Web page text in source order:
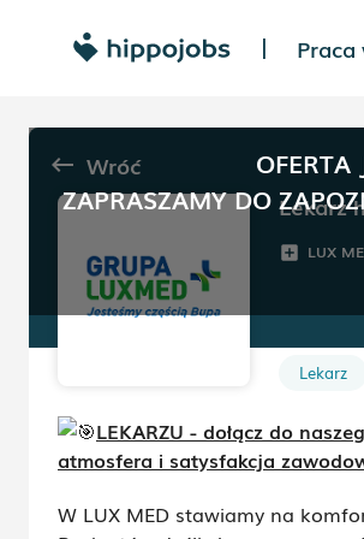
|
OFERTA
ZAPRASZAMY DO
keyboard_backspace Wróć
Lekarz
add_box LUX
Lekarz
LEKARZU - dołącz do
atmosfera i satysfakcja
W LUX MED stawiamy na